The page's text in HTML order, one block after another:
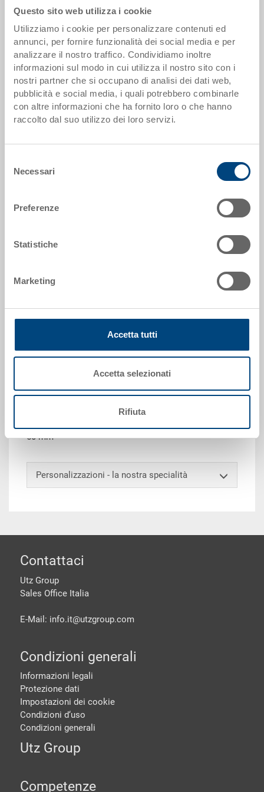
Questo sito web utilizza i cookie
Utilizziamo i cookie per personalizzare contenuti ed
annunci, per fornire funzionalità dei social media e per
analizzare il nostro traffico. Condividiamo inoltre
informazioni sul modo in cui utilizza il nostro sito con i
nostri partner che si occupano di analisi dei dati web,
pubblicità e social media, i quali potrebbero combinarle
con altre informazioni che ha fornito loro o che hanno
raccolto dal suo utilizzo dei loro servizi.
delNecessari
Preferenze
Statistiche
Marketing
Accetta tutti
Accetta selezionati
Rifiuta
Scaglioni quantità Prezzo
da 250 pezzi EUR 23,34
Scaglionamento per quantità secondo le unità di imballo.
Dati articolo
Dimensioni esterne:
Colore:
Contenitore EUROTEC, PP, blu luce RAL 5012, esterno
600x400x320 mm, interno 565x365x305 mm, 62.9 l,
passanti e 2 impugnature a conchiglia, scanalatura
per forche aperta, punti di presa orizzontale aperti,
50 mm
Personalizzazioni - la nostra specialità
piè di pagine
Contattaci
Utz Group
Sales Office Italia
E-Mail: info.it@utzgroup.com
Condizioni generali
Informazioni legali
Protezione dati
Impostazioni dei cookie
Condizioni d‘uso
Condizioni generali
Utz Group
Competenze